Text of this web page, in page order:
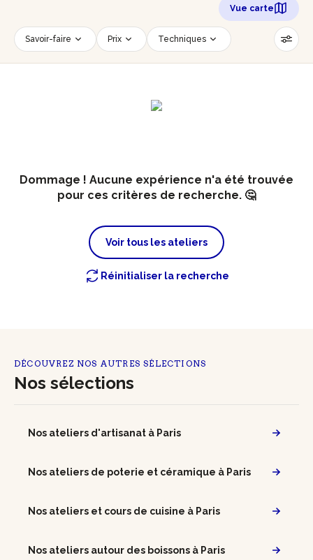
Vue carte
Savoir-faire Prix Techniques
Date Créneau horaire
Dommage ! Aucune expérience n'a été trouvée
pour ces critères de recherche. 🤔
Voir tous les ateliers
Réinitialiser la recherche
DÉCOUVREZ NOS AUTRES SÉLECTIONS
Nos sélections
Nos ateliers d'artisanat à Paris
Nos ateliers de poterie et céramique à Paris
Nos ateliers et cours de cuisine à Paris
Nos ateliers autour des boissons à Paris